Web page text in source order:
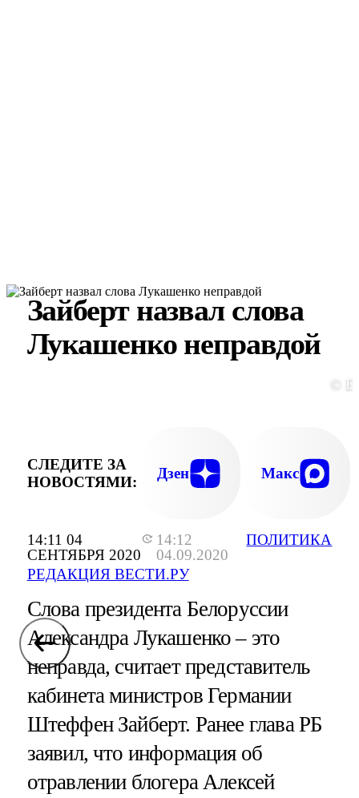
14:11 04
СЕНТЯБРЯ 2020
14:12
04.09.2020
РЕДАКЦИЯ ВЕСТИ.РУ
ПОЛИТИКА
Зайберт назвал слова
Лукашенко неправдой
©
СЛЕДИТЕ ЗА
НОВОСТЯМИ:
Дзен Макс
Слова президента Белоруссии
Александра Лукашенко – это
неправда, считает представитель
кабинета министров Германии
Штеффен Зайберт. Ранее глава РБ
заявил, что информация об
отравлении блогера Алексей